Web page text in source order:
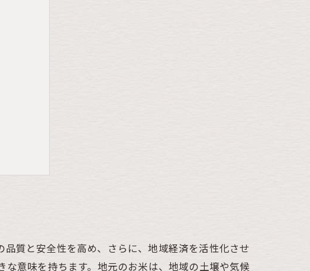
質と安全性を高め、さらに、地域経済を活性化させ
意味を持ちます。地元のお米は、地域の土壌や気候